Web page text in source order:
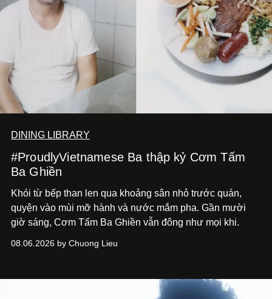
DINING LIBRARY
#ProudlyVietnamese Ba thập kỷ Cơm Tấm
Ba Ghiền
Khói từ bếp than len qua khoảng sân nhỏ trước quán,
quyện vào mùi mỡ hành và nước mắm pha. Gần mười
giờ sáng, Cơm Tấm Ba Ghiền vẫn đông như mọi khi.
08.06.2026 by Chuong Lieu